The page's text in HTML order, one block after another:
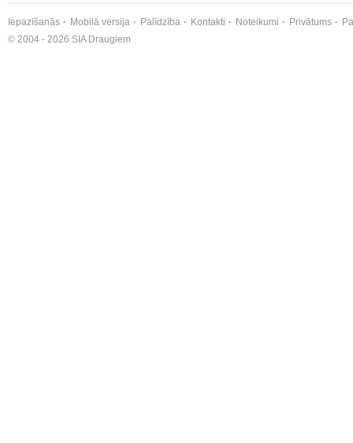
Iepazīšanās Mobilā versija Palīdzība Kontakti Noteikumi Privātums
© 2004 - 2026 SIA Draugiem